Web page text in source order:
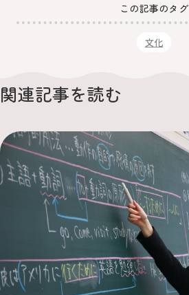
この記事のタグ
文化
関連記事を読む